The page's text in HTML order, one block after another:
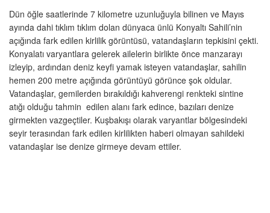
Dün öğle saatlerinde 7 kilometre uzunluğuyla bilinen ve Mayıs
ayında dahi tıklım tıklım dolan dünyaca ünlü Konyaltı Sahili’nin
açığında fark edilen kirlilik görüntüsü, vatandaşların tepkisini çekti.
Konyalatı varyantlara gelerek ailelerin birlikte önce manzarayı
izleyip, ardından deniz keyfi yamak isteyen vatandaşlar, sahilin
hemen 200 metre açığında görüntüyü görünce şok oldular.
Vatandaşlar, gemilerden bırakıldığı kahverengi renkteki sintine
atığı olduğu tahmin edilen alanı fark edince, bazıları denize
girmekten vazgeçtiler. Kuşbakışı olarak varyantlar bölgesindeki
seyir terasından fark edilen kirlilikten haberi olmayan sahildeki
vatandaşlar ise denize girmeye devam ettiler.